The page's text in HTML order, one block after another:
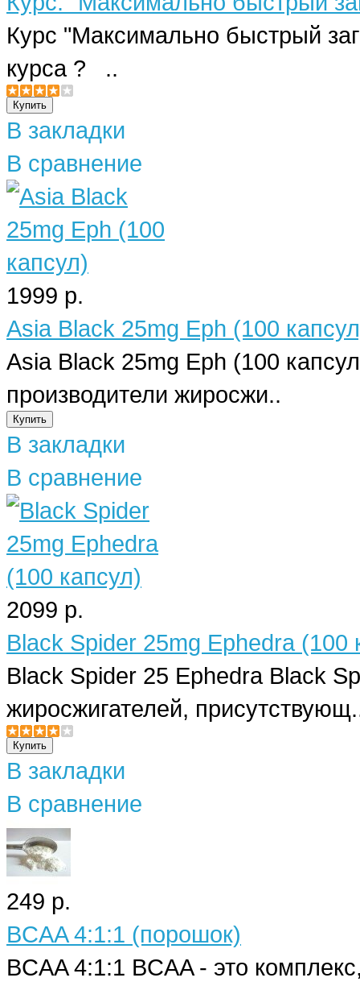
Курс "Максимально быстрый
курса ? ..
В закладки
В сравнение
1999 р.
Asia Black 25mg Eph (100
Asia Black 25mg Eph (100
производители жиросжи..
В закладки
В сравнение
2099 р.
Black Spider 25mg Ephedra (100
Black Spider 25 Ephedra Black
жиросжигателей,
В закладки
В сравнение
249 р.
BCAA 4:1:1 (порошок)
BCAA 4:1:1 BCAA - это